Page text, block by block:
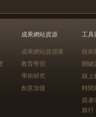
成果網站資源
成果網站資源庫
教育學習
學術研究
創意加值
工具
技術
關鍵
線上
時間
跟
旅行